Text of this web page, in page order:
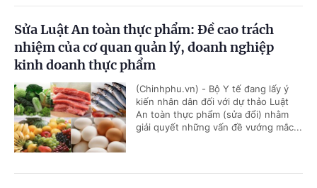
Sửa Luật An toàn thực phẩm: Đề cao trách
nhiệm của cơ quan quản lý, doanh nghiệp
kinh doanh thực phẩm
(Chinhphu.vn) - Bộ Y tế đang lấy ý
kiến nhân dân đối với dự thảo Luật
An toàn thực phẩm (sửa đổi) nhằm
giải quyết những vấn đề vướng mắc...